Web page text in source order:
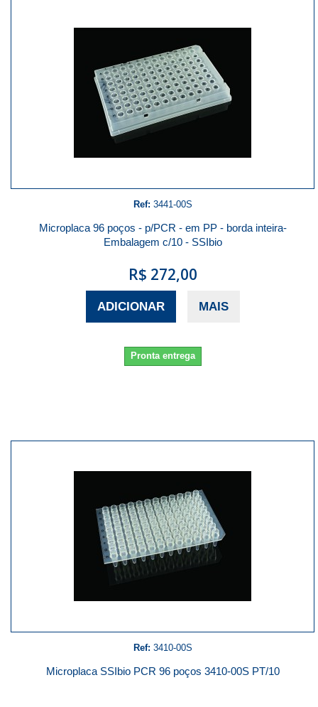
Ref: 3441-00S
Microplaca 96 poços - p/PCR - em PP - borda inteira-
Embalagem c/10 - SSIbio
R$ 272,00
ADICIONAR MAIS
Pronta entrega
Ref: 3410-00S
Microplaca SSIbio PCR 96 poços 3410-00S PT/10